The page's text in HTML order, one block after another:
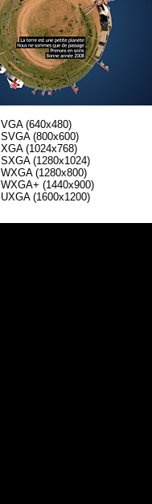
VGA (640x480)
SVGA (800x600)
XGA (1024x768)
SXGA (1280x1024)
WXGA (1280x800)
WXGA+ (1440x900)
UXGA (1600x1200)